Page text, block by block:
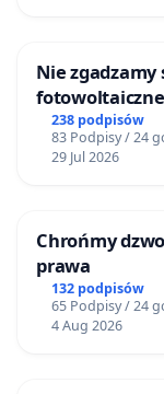
Nie
mieszkańców
238 podpisów
83 Podpisy / 24
29 Jul 2026
Chrońmy
prawa
132 podpisów
65 Podpisy / 24
4 Aug 2026